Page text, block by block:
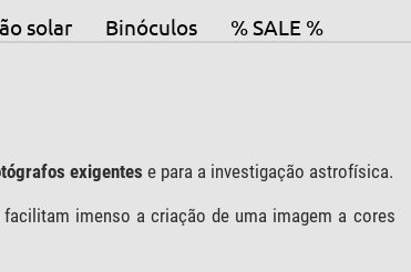
solar Binóculos % SALE %
exigentes e para a investigação astrofísica.
imenso a criação de uma imagem a cores